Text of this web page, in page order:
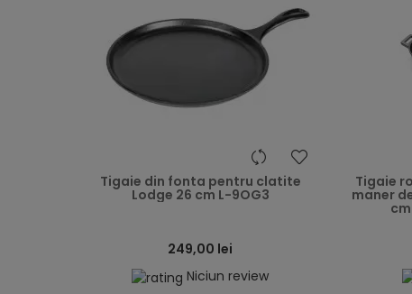
heart
Tigaie din fonta pentru clatite
Lodge 26 cm L-9OG3
249,00 lei
Niciun review
Tigaie
maner